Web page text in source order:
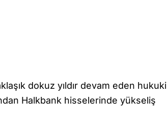
dokuz yıldır devam eden hukuki
Halkbank hisselerinde yükseliş